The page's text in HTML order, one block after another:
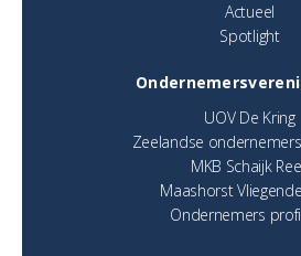
Actueel
Spotlight
UOV De Kring
Zeelandse
MKB Schaijk
Maashorst
Ondernemers